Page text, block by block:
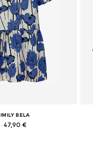
IMILY BELA
47,90 €